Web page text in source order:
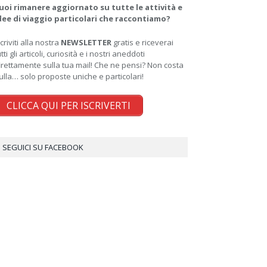
rimanere aggiornato su tutte le attività e
di viaggio particolari che raccontiamo?
alla nostra NEWSLETTER gratis e riceverai
gli articoli, curiosità e i nostri aneddoti
sulla tua mail! Che ne pensi? Non costa
solo proposte uniche e particolari!
CLICCA QUI PER ISCRIVERTI
SEGUICI SU FACEBOOK